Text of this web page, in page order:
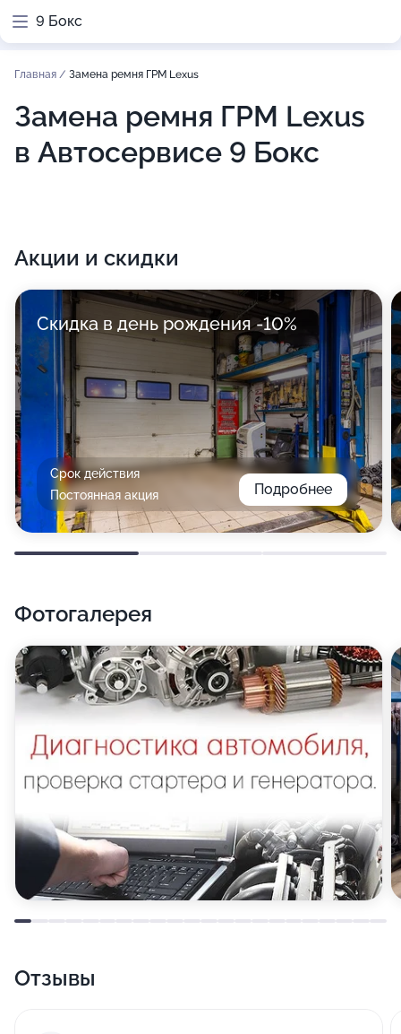
9 Бокс
Главная / Замена ремня ГРМ Lexus
Замена ремня ГРМ Lexus
в Автосервисе 9 Бокс
Акции и скидки
Скидка в день рождения -10%
Срок действия
Постоянная акция
Подробнее
Фотогалерея
Отзывы